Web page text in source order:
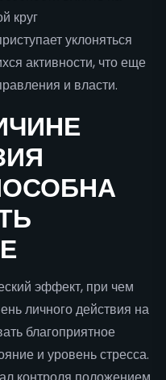
круг
уклоняться
активности, что еще
и власти.
эффект, при чем
личного действия на
благоприятное
и уровень стресса.